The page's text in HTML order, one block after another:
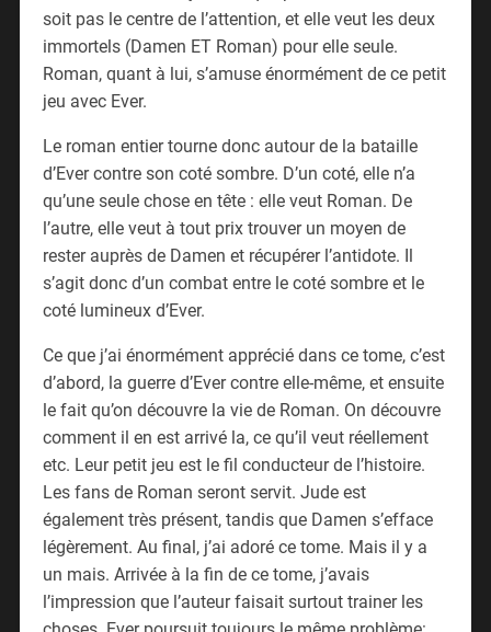
soit pas le centre de l’attention, et elle veut les deux
immortels (Damen ET Roman) pour elle seule.
Roman, quant à lui, s’amuse énormément de ce petit
jeu avec Ever.
Le roman entier tourne donc autour de la bataille
d’Ever contre son coté sombre. D’un coté, elle n’a
qu’une seule chose en tête : elle veut Roman. De
l’autre, elle veut à tout prix trouver un moyen de
rester auprès de Damen et récupérer l’antidote. Il
s’agit donc d’un combat entre le coté sombre et le
coté lumineux d’Ever.
Ce que j’ai énormément apprécié dans ce tome, c’est
d’abord, la guerre d’Ever contre elle-même, et ensuite
le fait qu’on découvre la vie de Roman. On découvre
comment il en est arrivé la, ce qu’il veut réellement
etc. Leur petit jeu est le fil conducteur de l’histoire.
Les fans de Roman seront servit. Jude est
également très présent, tandis que Damen s’efface
légèrement. Au final, j’ai adoré ce tome. Mais il y a
un mais. Arrivée à la fin de ce tome, j’avais
l’impression que l’auteur faisait surtout trainer les